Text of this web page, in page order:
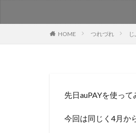
HOME つれづれ
先日auPAYを使っ
今回は同じく4月か